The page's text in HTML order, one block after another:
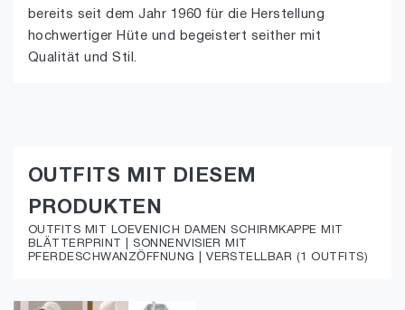
bereits seit dem Jahr 1960 für die Herstellung
hochwertiger Hüte und begeistert seither mit
Qualität und Stil.
OUTFITS MIT DIESEM
PRODUKTEN
OUTFITS MIT LOEVENICH DAMEN SCHIRMKAPPE MIT
BLÄTTERPRINT | SONNENVISIER MIT
PFERDESCHWANZÖFFNUNG | VERSTELLBAR (1 OUTFITS)